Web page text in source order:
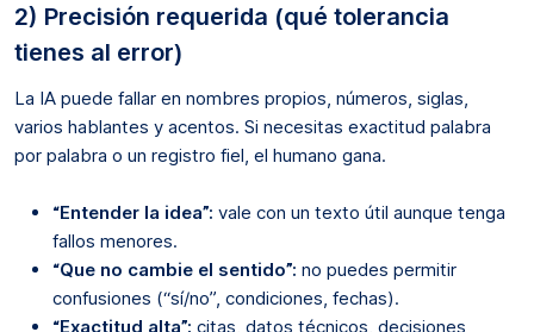
2) Precisión requerida (qué tolerancia
tienes al error)
La IA puede fallar en nombres propios, números, siglas,
varios hablantes y acentos. Si necesitas exactitud palabra
por palabra o un registro fiel, el humano gana.
“Entender la idea”: vale con un texto útil aunque tenga
fallos menores.
“Que no cambie el sentido”: no puedes permitir
confusiones (“sí/no”, condiciones, fechas).
“Exactitud alta”: citas, datos técnicos, decisiones